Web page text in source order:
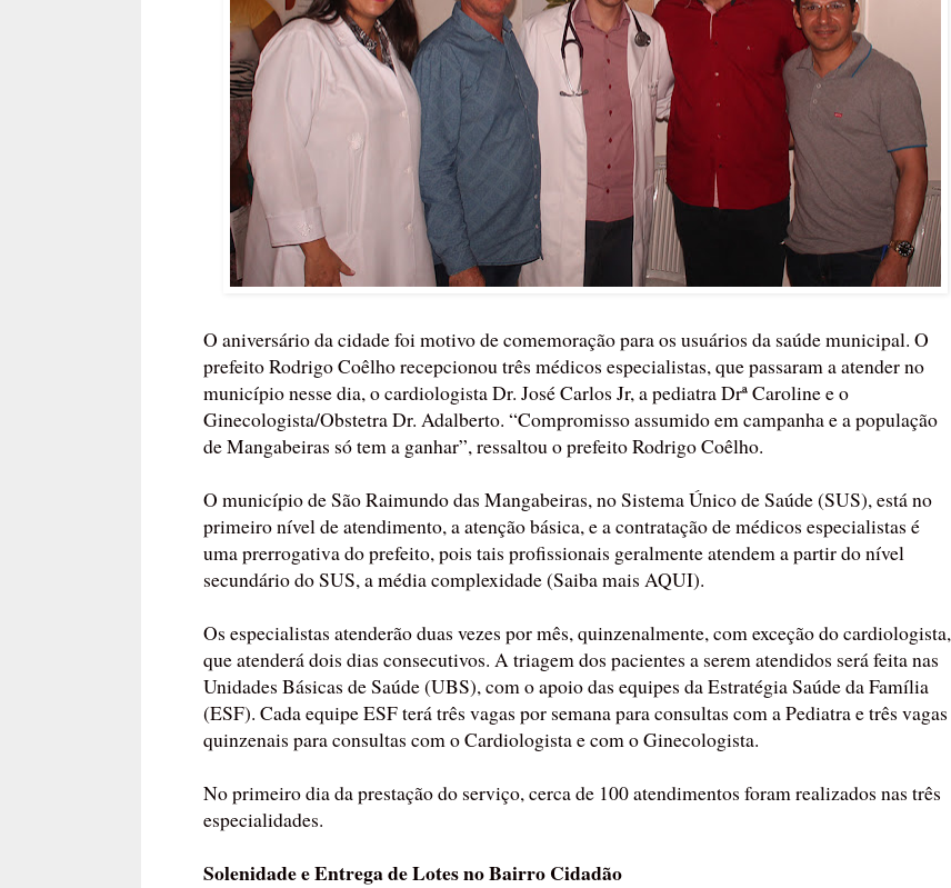
O aniversário da cidade foi motivo de comemoração para os usuários da saúde municipal. O
prefeito Rodrigo Coêlho recepcionou três médicos especialistas, que passaram a atender no
município nesse dia, o cardiologista Dr. José Carlos Jr, a pediatra Drª Caroline e o
Ginecologista/Obstetra Dr. Adalberto. “Compromisso assumido em campanha e a população
de Mangabeiras só tem a ganhar”, ressaltou o prefeito Rodrigo Coêlho.
O município de São Raimundo das Mangabeiras, no Sistema Único de Saúde (SUS), está no
primeiro nível de atendimento, a atenção básica, e a contratação de médicos especialistas é
uma prerrogativa do prefeito, pois tais profissionais geralmente atendem a partir do nível
secundário do SUS, a média complexidade (Saiba mais AQUI).
Os especialistas atenderão duas vezes por mês, quinzenalmente, com exceção do cardiologista,
que atenderá dois dias consecutivos. A triagem dos pacientes a serem atendidos será feita nas
Unidades Básicas de Saúde (UBS), com o apoio das equipes da Estratégia Saúde da Família
(ESF). Cada equipe ESF terá três vagas por semana para consultas com a Pediatra e três vagas
quinzenais para consultas com o Cardiologista e com o Ginecologista.
No primeiro dia da prestação do serviço, cerca de 100 atendimentos foram realizados nas três
especialidades.
Solenidade e Entrega de Lotes no Bairro Cidadão